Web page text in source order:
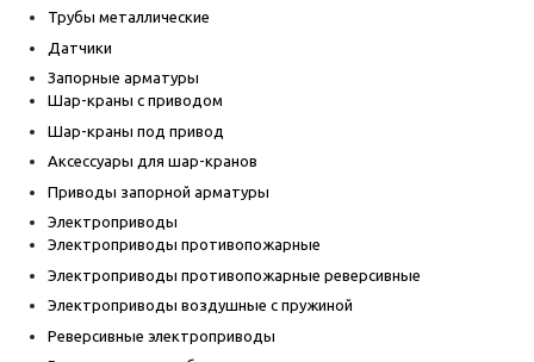
Трубы металлические
Датчики
Запорные арматуры
Шар-краны с приводом
Шар-краны под привод
Аксессуары для шар-кранов
Приводы запорной арматуры
Электроприводы
Электроприводы противопожарные
Электроприводы противопожарные реверсивные
Электроприводы воздушные с пружиной
Реверсивные электроприводы